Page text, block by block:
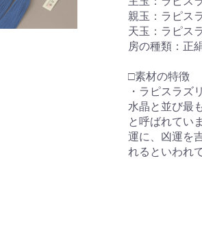
親玉：ラピス
天玉：ラピス
房の種類：正
□素材の特徴
・ラピスラズリ
水晶と並び最
と呼ばれてい
運に、凶運を
れるといわれ